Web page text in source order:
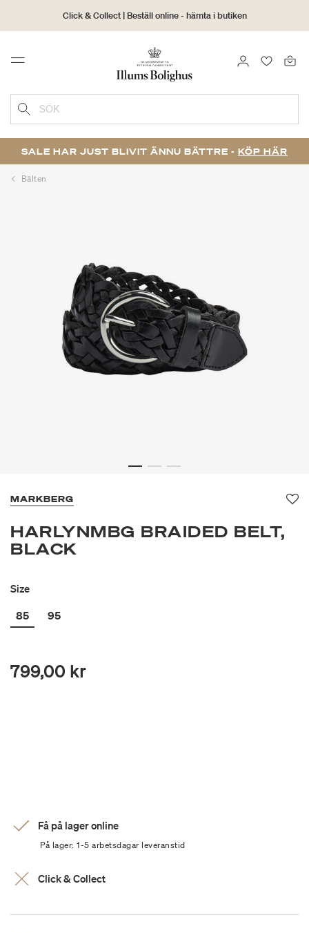
Click & Collect | Beställ online - hämta i butiken
30 dagars returrätt
Menu LOGGA IN
SÖK
SALE HAR JUST BLIVIT ÄNNU BÄTTRE - KÖP HÄR
Bälten
MARKBERG
HARLYNMBG BRAIDED BELT,
BLACK
Size
85
95
799,00 kr
Få på lager online
På lager: 1-5 arbetsdagar leveranstid
Click & Collect